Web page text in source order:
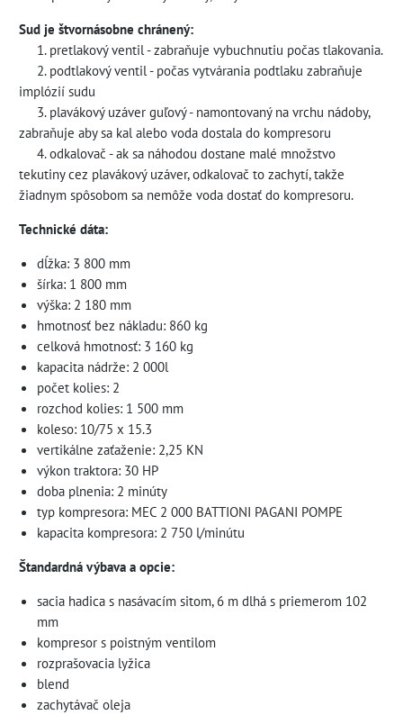
Sud je štvornásobne chránený:
1. pretlakový ventil - zabraňuje vybuchnutiu počas tlakovania.
2. podtlakový ventil - počas vytvárania podtlaku zabraňuje
implózií sudu
3. plavákový uzáver guľový - namontovaný na vrchu nádoby,
zabraňuje aby sa kal alebo voda dostala do kompresoru
4. odkalovač - ak sa náhodou dostane malé množstvo
tekutiny cez plavákový uzáver, odkalovač to zachytí, takže
žiadnym spôsobom sa nemôže voda dostať do kompresoru.
Technické dáta:
dĺžka: 3 800 mm
šírka: 1 800 mm
výška: 2 180 mm
hmotnosť bez nákladu: 860 kg
celková hmotnosť: 3 160 kg
kapacita nádrže: 2 000l
počet kolies: 2
rozchod kolies: 1 500 mm
koleso: 10/75 x 15.3
vertikálne zaťaženie: 2,25 KN
výkon traktora: 30 HP
doba plnenia: 2 minúty
typ kompresora: MEC 2 000 BATTIONI PAGANI POMPE
kapacita kompresora: 2 750 l/minútu
Štandardná výbava a opcie:
sacia hadica s nasávacím sitom, 6 m dlhá s priemerom 102
mm
kompresor s poistným ventilom
rozprašovacia lyžica
blend
zachytávač oleja